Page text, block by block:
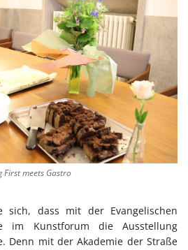
meets Gastro
sich, dass mit der Evangelischen
im Kunstforum die Ausstellung
Denn mit der Akademie der Straße